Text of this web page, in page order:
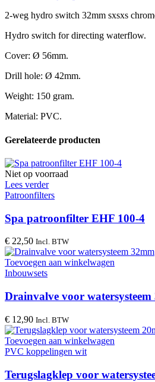
2-weg hydro switch 32mm sxsxs
Hydro switch for directing waterflow.
Cover: Ø 56mm.
Drill hole: Ø 42mm.
Weight: 150 gram.
Material: PVC.
Gerelateerde producten
Niet op voorraad
Lees verder
Patroonfilters
Spa patroonfilter EHF 100-4
€ 22,50 Incl. BTW
Toevoegen aan winkelwagen
Inbouwsets
Drainvalve voor watersysteem
€ 12,90 Incl. BTW
Toevoegen aan winkelwagen
PVC koppelingen wit
Terugslagklep voor